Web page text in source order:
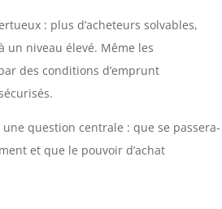
: plus d’acheteurs solvables,
niveau élevé. Même les
des conditions d’emprunt
question centrale : que se passera-
et que le pouvoir d’achat